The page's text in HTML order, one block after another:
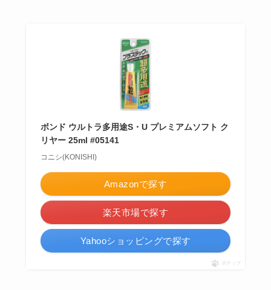
ボンド ウルトラ多用途S・U プレミアムソフト ク
リヤー 25ml #05141
コニシ(KONISHI)
Amazonで探す
楽天市場で探す
Yahooショッピングで探す
ポチップ